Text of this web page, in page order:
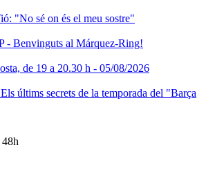
"No sé on és el meu sostre"
- Benvinguts al Márquez-Ring!
de 19 a 20.30 h - 05/08/2026
últims secrets de la temporada del "Barça